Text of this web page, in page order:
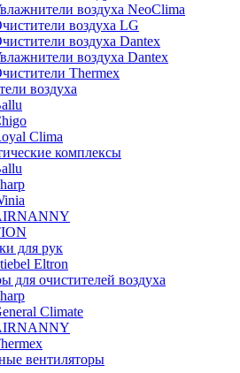
воздуха NeoClima
воздуха LG
воздуха Dantex
воздуха Dantex
Thermex
воздуха
Clima
комплексы
для рук
Eltron
для очистителей воздуха
Climate
вентиляторы